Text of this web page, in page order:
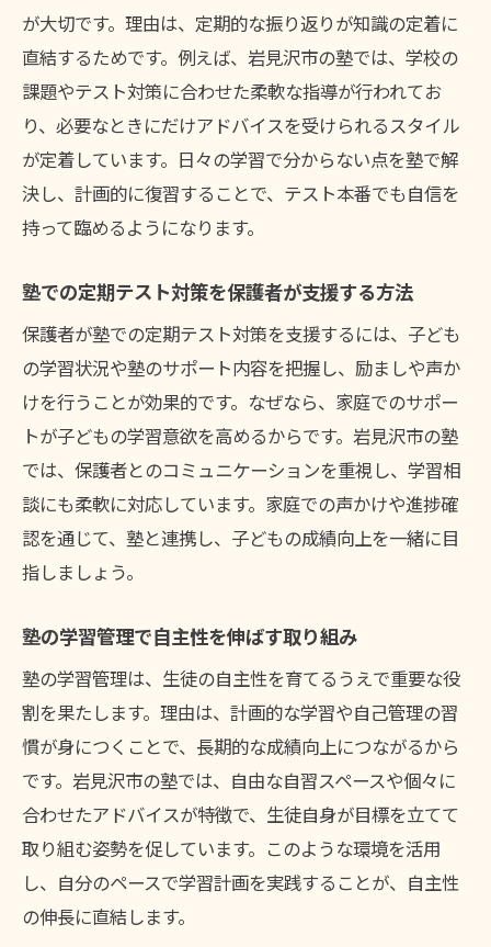
が大切です。理由は、定期的な振り返りが知識の定着に
直結するためです。例えば、岩見沢市の塾では、学校の
課題やテスト対策に合わせた柔軟な指導が行われてお
り、必要なときにだけアドバイスを受けられるスタイル
が定着しています。日々の学習で分からない点を塾で解
決し、計画的に復習することで、テスト本番でも自信を
持って臨めるようになります。
塾での定期テスト対策を保護者が支援する方法
保護者が塾での定期テスト対策を支援するには、子ども
の学習状況や塾のサポート内容を把握し、励ましや声か
けを行うことが効果的です。なぜなら、家庭でのサポー
トが子どもの学習意欲を高めるからです。岩見沢市の塾
では、保護者とのコミュニケーションを重視し、学習相
談にも柔軟に対応しています。家庭での声かけや進捗確
認を通じて、塾と連携し、子どもの成績向上を一緒に目
指しましょう。
塾の学習管理で自主性を伸ばす取り組み
塾の学習管理は、生徒の自主性を育てるうえで重要な役
割を果たします。理由は、計画的な学習や自己管理の習
慣が身につくことで、長期的な成績向上につながるから
です。岩見沢市の塾では、自由な自習スペースや個々に
合わせたアドバイスが特徴で、生徒自身が目標を立てて
取り組む姿勢を促しています。このような環境を活用
し、自分のペースで学習計画を実践することが、自主性
の伸長に直結します。